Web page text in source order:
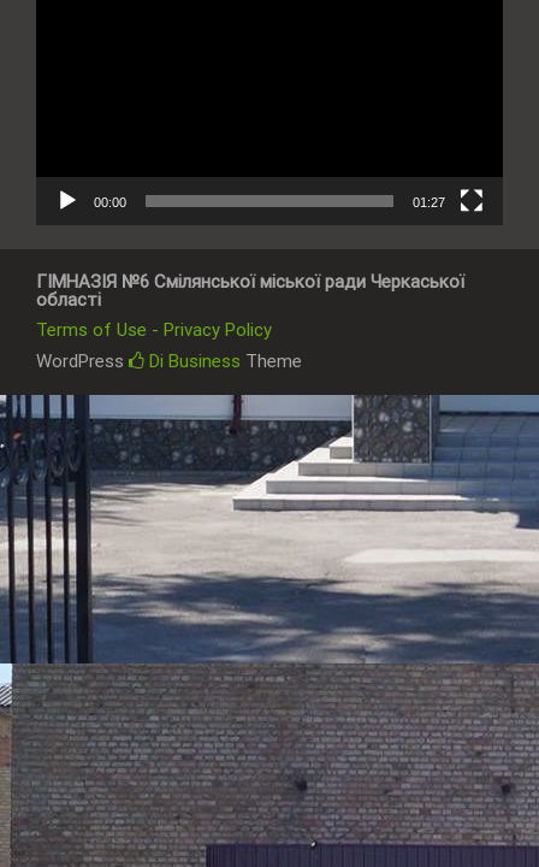
00:00 01:27
ГІМНАЗІЯ №6 Смілянської міської ради Черкаської
області
Terms of Use - Privacy Policy
WordPress
Di Business Theme